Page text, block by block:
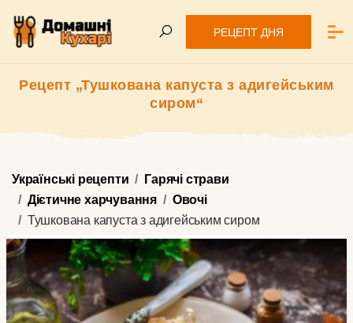
РЕЦЕПТ ДНЯ
Рецепт „Тушкована капуста з адигейським
сиром“
Українські рецепти
Гарячі страви
Дієтичне харчування
Овочі
Тушкована капуста з адигейським сиром